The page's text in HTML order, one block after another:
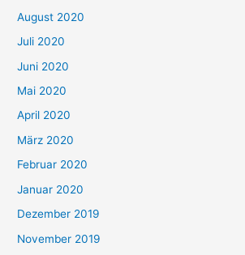
August 2020
Juli 2020
Juni 2020
Mai 2020
April 2020
März 2020
Februar 2020
Januar 2020
Dezember 2019
November 2019